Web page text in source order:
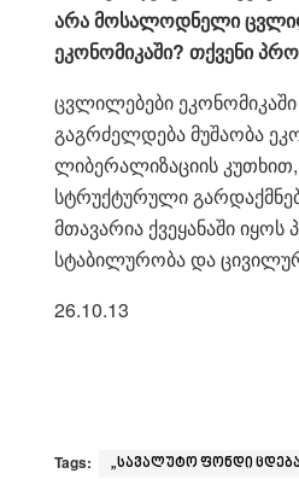
არა მოსალოდნელი
ეკონომიკაში? თქვენი
ცვლილებები
გაგრძელდება მუშაობა
ლიბერალიზაციის
სტრუქტურული
მთავარია ქვეყანაში
სტაბილურობა და
26.10.13
Tags:
„სავალუტო ფონდი ცდება